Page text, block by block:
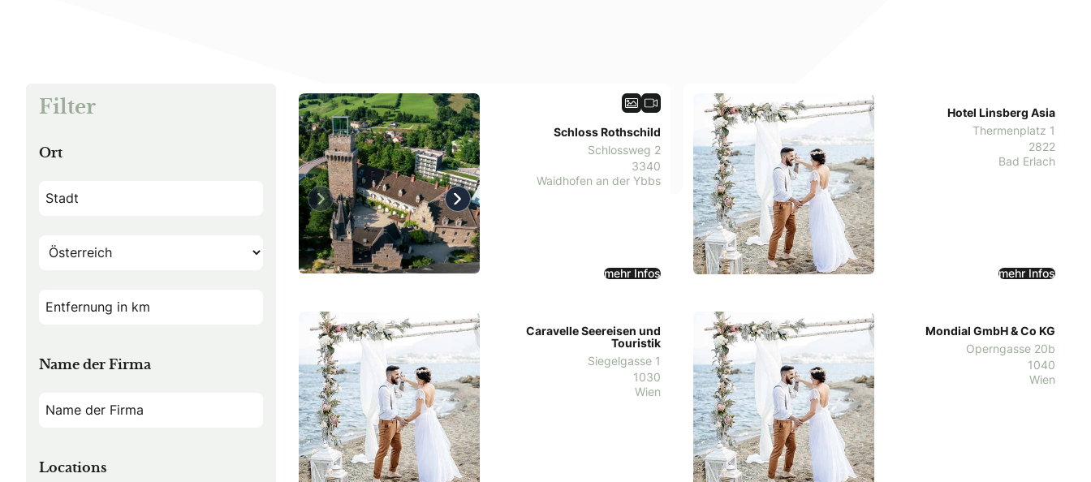
Filter
Ort
Name der Firma
Locations
Previous Next
Schloss Rothschild
Schlossweg 2
3340
Waidhofen an der Ybbs
mehr Infos
Hotel Linsberg Asia
Thermenplatz 1
2822
Bad Erlach
mehr Infos
Caravelle Seereisen und
Touristik
Siegelgasse 1
1030
Wien
Mondial GmbH & Co KG
Operngasse 20b
1040
Wien